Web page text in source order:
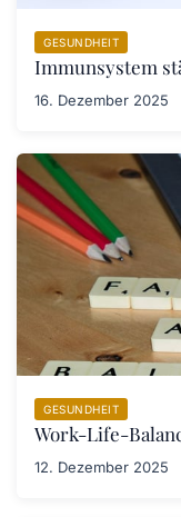
GESUNDHEIT
Immunsystem
16. Dezember 2025
GESUNDHEIT
Work-Life-
12. Dezember 2025